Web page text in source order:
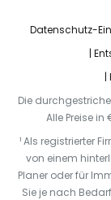
Datenschutz-
Die
Alle Preise in
¹ Als registrierter
von einem
Planer oder für
Sie je nach